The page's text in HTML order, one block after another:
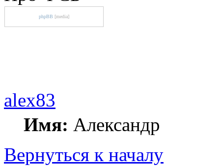
phpBB [media]
alex83
Имя: Александр
Вернуться к началу